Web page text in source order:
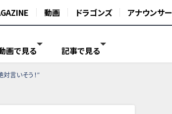
動画 ドラゴンズ アナウンサー
画で見る 記事で見る
言いそう！”